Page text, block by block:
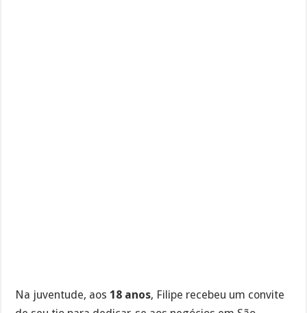
Na juventude, aos18 anos, Filipe recebeu um convite